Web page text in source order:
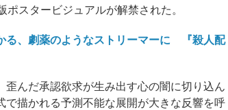
スタービジュアルが解禁された。
る、劇薬のようなストリーマーに 『殺人配
んだ承認欲求が生み出す心の闇に切り込ん
描かれる予測不能な展開が大きな反響を呼